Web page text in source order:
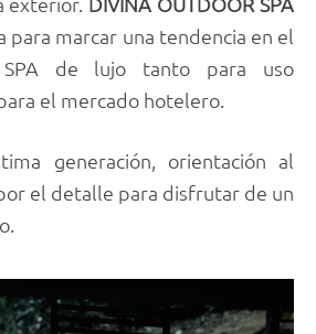
para marcar una tendencia en el
de lujo tanto para uso
el mercado hotelero.
generación, orientación al
el detalle para disfrutar de un